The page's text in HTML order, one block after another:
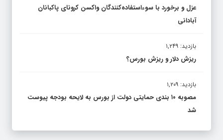
عزل و برخورد با سوءاستفاده‌کنندگان واکسن کرونای پاکبانان
آبادانی
بازدید: ۱,۲۴۹
ریزش دلار و ریزش بورس؟
بازدید: ۱,۲۰۹
مصوبه ۱۰ بندی حمایتی دولت از بورس به لایحه بودجه پیوست
شد